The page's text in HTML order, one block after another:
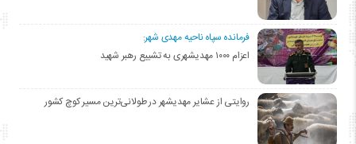
فرمانده سپاه ناحیه مهدی شهر:
اعزام ۱۰۰۰ مهدیشهری به تشییع رهبر شهید
روایتی از عشایر مهدیشهر در طولانی‌ترین مسیر کوچ کشور